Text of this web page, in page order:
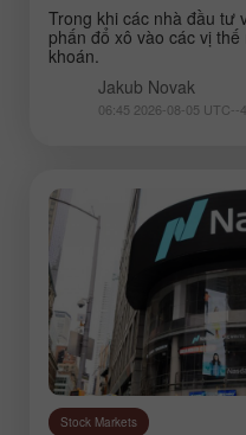
Trong khi các nhà đầu tư
phấn đổ xô vào các vị
khoán.
Jakub Novak
06:45 2026-08-05 UTC--4
Stock Markets